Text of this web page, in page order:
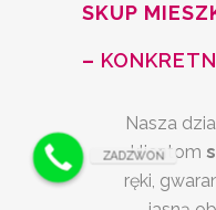
SKUP
–
Nasza
klientom
ręki,
ZADZWOŃ